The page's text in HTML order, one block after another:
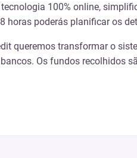
100% online,
horas poderás planificar os
queremos transformar o
Os fundos recolhidos